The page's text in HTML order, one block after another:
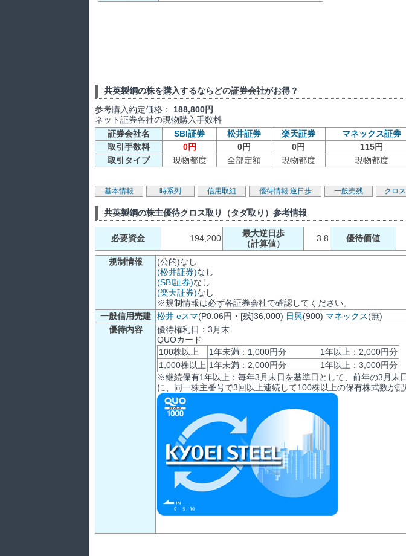
共英製鋼の株を購入するならどの証券会社がお得？
参考購入約定価格： 188,800円
ネット証券各社の現物購入手数料
証券会社名
SBI証券 松井証券 楽天証券 マネックス証券
取引手数料
0円 0円 0円 115円
取引タイプ
現物都度 全部定額 現物都度 現物都度
基本情報 時系列 信用取組 優待情報 逆日歩 一般売残 クロ
共英製鋼の株主優待クロス取り（タダ取り）参考情報
必要資金 194,200
最大逆日歩
（計算値）
3.8 優待価値
規制情報
(公的)なし
(松井証券)なし
(SBI証券)なし
(楽天証券)なし
※規制情報は必ず各証券会社で確認してください。
一般信用売建
松井 eスマ(P0.06円・[残]36,000) 日興(900) マネックス(無)
優待内容
優待権利日：3月末
QUOカード
100株以上
1年未満：1,000円分 1年以上：2,000円分
1,000株以上 1年未満：2,000円分 1年以上：3,000円分
※継続保有1年以上：毎年3月末日を基準日として、前年の3月末
に、同一株主番号で3回以上連続して100株以上の保有株式数が